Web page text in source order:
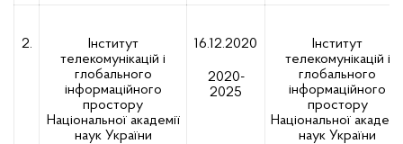
2.
Інститут
телекомунікацій і
глобального
інформаційного
простору
Національної академії
наук України
16.12.2020
2020-
2025
Інститут
телекомунікацій і
глобального
інформаційного
простору
Національної академії
наук України